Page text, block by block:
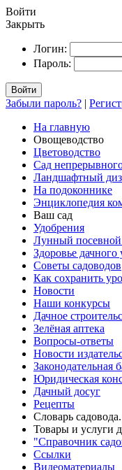
Войти
Закрыть
Логин:
Пароль:
Войти
Забыли пароль? |
На главную
Овощеводство
Цветоводство
Сад
Ландшафтный
На подоконнике
Энциклопедия
Ваш сад
Удобрения
Лунный посевной
Здоровье дачного
Советы садоводов
Как сохранить
Новости
Наши конкурсы
Дачное
Зелёная аптека
Вопросы-ответы
Новости
Законодательная
Юридическая
Дачный досуг
Рецепты
Словарь
Товары и услуги
"Справочник
Ссылки
Видеоматериалы